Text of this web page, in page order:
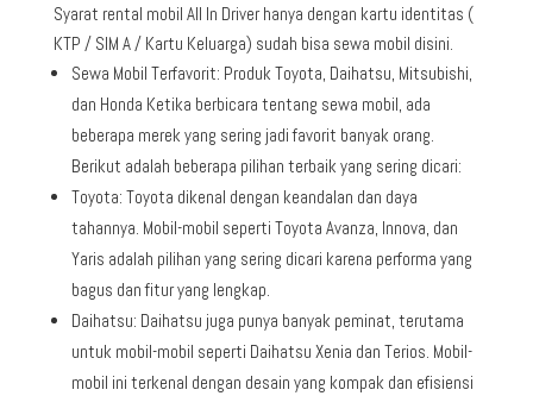
Syarat rental mobil All In Driver hanya dengan kartu identitas (
KTP / SIM A / Kartu Keluarga) sudah bisa sewa mobil disini.
Sewa Mobil Terfavorit: Produk Toyota, Daihatsu, Mitsubishi,
dan Honda Ketika berbicara tentang sewa mobil, ada
beberapa merek yang sering jadi favorit banyak orang.
Berikut adalah beberapa pilihan terbaik yang sering dicari:
Toyota: Toyota dikenal dengan keandalan dan daya
tahannya. Mobil-mobil seperti Toyota Avanza, Innova, dan
Yaris adalah pilihan yang sering dicari karena performa yang
bagus dan fitur yang lengkap.
Daihatsu: Daihatsu juga punya banyak peminat, terutama
untuk mobil-mobil seperti Daihatsu Xenia dan Terios. Mobil-
mobil ini terkenal dengan desain yang kompak dan efisiensi